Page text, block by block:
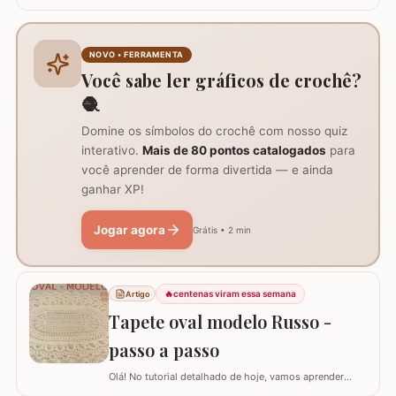
prática para lavar e versátil, usando crochê com fio de
Materiais necessários para o projeto: São
imprescindíveis fio de algodão nº6, agulha de…
NOVO • FERRAMENTA
Você sabe ler gráficos de crochê?
🧶
Domine os símbolos do crochê com nosso quiz
interativo. Mais de 80 pontos catalogados para
você aprender de forma divertida — e ainda
ganhar XP!
Jogar agora Grátis • 2 min
Artigo 🔥centenas viram essa semana
Tapete oval modelo Russo -
passo a passo
Olá! No tutorial detalhado de hoje, vamos aprender